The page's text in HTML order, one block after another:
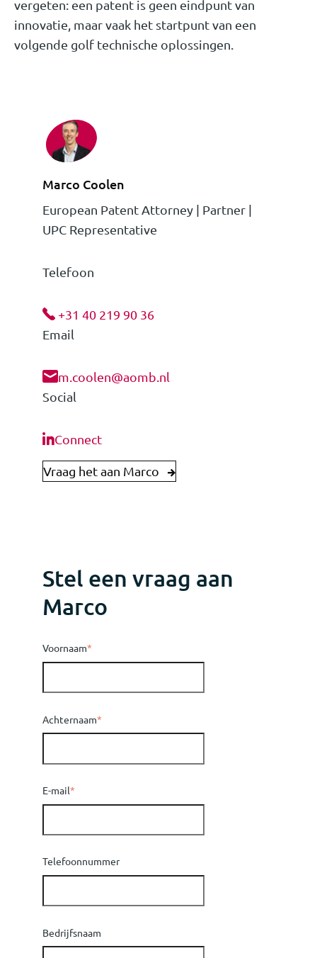
vergeten: een patent is geen eindpunt van
innovatie, maar vaak het startpunt van een
volgende golf technische oplossingen.
Marco Coolen
European Patent Attorney | Partner |
UPC Representative
Telefoon
+31 40 219 90 36
Email
m.coolen@aomb.nl
Social
Connect
Vraag het aan Marco
Stel een vraag aan
Marco
Voornaam*
Achternaam*
E-mail*
Telefoonnummer
Bedrijfsnaam